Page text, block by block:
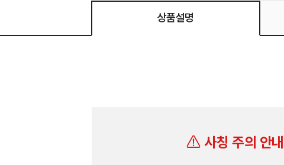
상품설명
사칭 주의 안내